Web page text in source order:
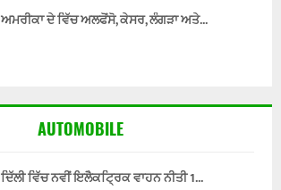
ਅਮਰੀਕਾ ਦੇ ਵਿੱਚ ਅਲਫੋਂਸੋ, ਕੇਸਰ, ਲੰਗੜਾ ਅਤੇ...
AUTOMOBILE
ਦਿੱਲੀ ਵਿੱਚ ਨਵੀਂ ਇਲੈਕਟ੍ਰਿਕ ਵਾਹਨ ਨੀਤੀ 1...